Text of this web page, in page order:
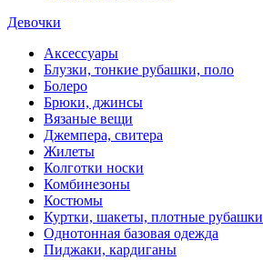
Девочки
Аксессуары
Блузки, тонкие рубашки, поло
Болеро
Брюки, джинсы
Вязаные вещи
Джемпера, свитера
Жилеты
Колготки носки
Комбинезоны
Костюмы
Куртки, шакеты, плотные рубашки
Однотонная базовая одежда
Пиджаки, кардиганы